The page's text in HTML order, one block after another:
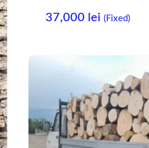
37,000 lei (Fixed)